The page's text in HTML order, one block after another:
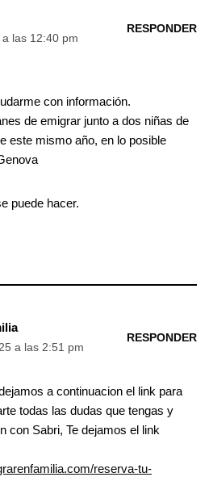
las 12:40 pm
RESPONDER
con información.
de emigrar junto a dos niñas de
este mismo año, en lo posible
puede hacer.
a las 2:51 pm
RESPONDER
a continuacion el link para
todas las dudas que tengas y
con Sabri, Te dejamos el link
reserva-tu-